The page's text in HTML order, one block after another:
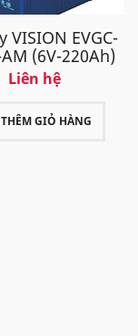
VISION EVGC-
(6V-220Ah)
Liên hệ
THÊM GIỎ HÀNG